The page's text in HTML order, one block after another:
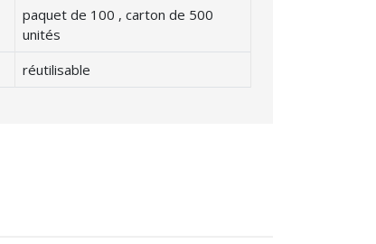
paquet de 100 , carton de 500
unités
réutilisable